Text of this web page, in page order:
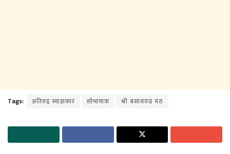
Tags: अतिरुद्र स्वाहाकार शोभायात्रा श्री बसावरुढ मठ